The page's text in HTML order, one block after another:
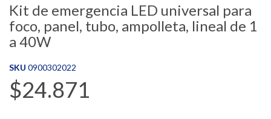
Kit de emergencia LED universal para
foco, panel, tubo, ampolleta, lineal de 1
a 40W
SKU 0900302022
$24.871